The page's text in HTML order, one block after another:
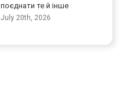
поєднати те й інше
July 20th, 2026